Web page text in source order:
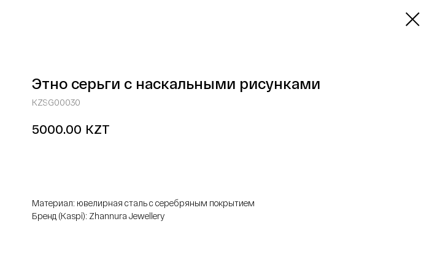
Этно серьги с наскальными рисунками
KZSG00030
5000.00 KZT
Материал: ювелирная сталь с серебряным покрытием
Бренд (Kaspi): Zhannura Jewellery